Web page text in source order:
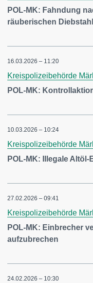
POL-MK: Fahndung
räuberischen
16.03.2026 – 11:20
Kreispolizeibehörde
POL-MK:
10.03.2026 – 10:24
Kreispolizeibehörde
POL-MK: Illegale
27.02.2026 – 09:41
Kreispolizeibehörde
POL-MK: Einbrecher
aufzubrechen
24.02.2026 – 10:30